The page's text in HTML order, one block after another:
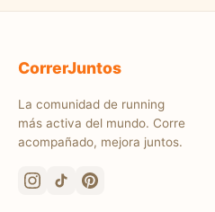
CorrerJuntos
La comunidad de running
más activa del mundo. Corre
acompañado, mejora juntos.